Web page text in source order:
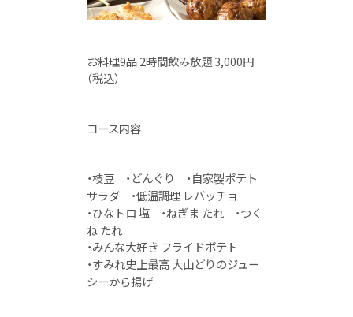
お料理9品 2時間飲み放題 3,000円
（税込）
コース内容
・枝豆 ・どんぐり ・自家製ポテト
サラダ ・低温調理 レバッチョ
・ひなトロ 塩 ・ねぎま たれ ・つく
ね たれ
・みんな大好き フライドポテト
・すみれ史上最高 大山どりのジュー
シーから揚げ